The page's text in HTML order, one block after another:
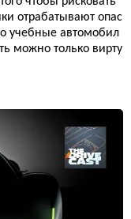
отрабатывают опас
учебные автомобил
можно только вирту